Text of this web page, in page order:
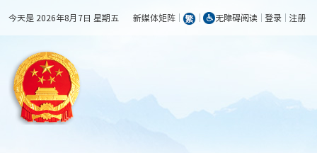
今天是 2026年8月7日 星期五 新媒体矩阵 无障碍阅读 登录 注册